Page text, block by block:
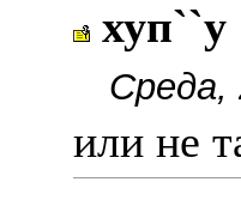
хуп``у
Среда,
или не